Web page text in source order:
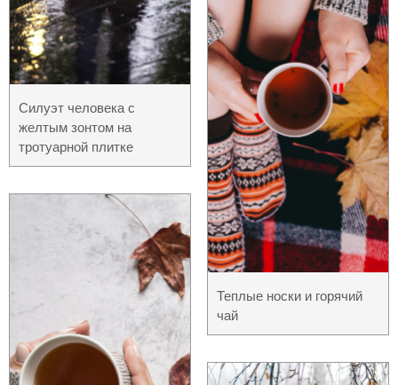
Силуэт человека с
желтым зонтом на
тротуарной плитке
Теплые носки и горячий
чай